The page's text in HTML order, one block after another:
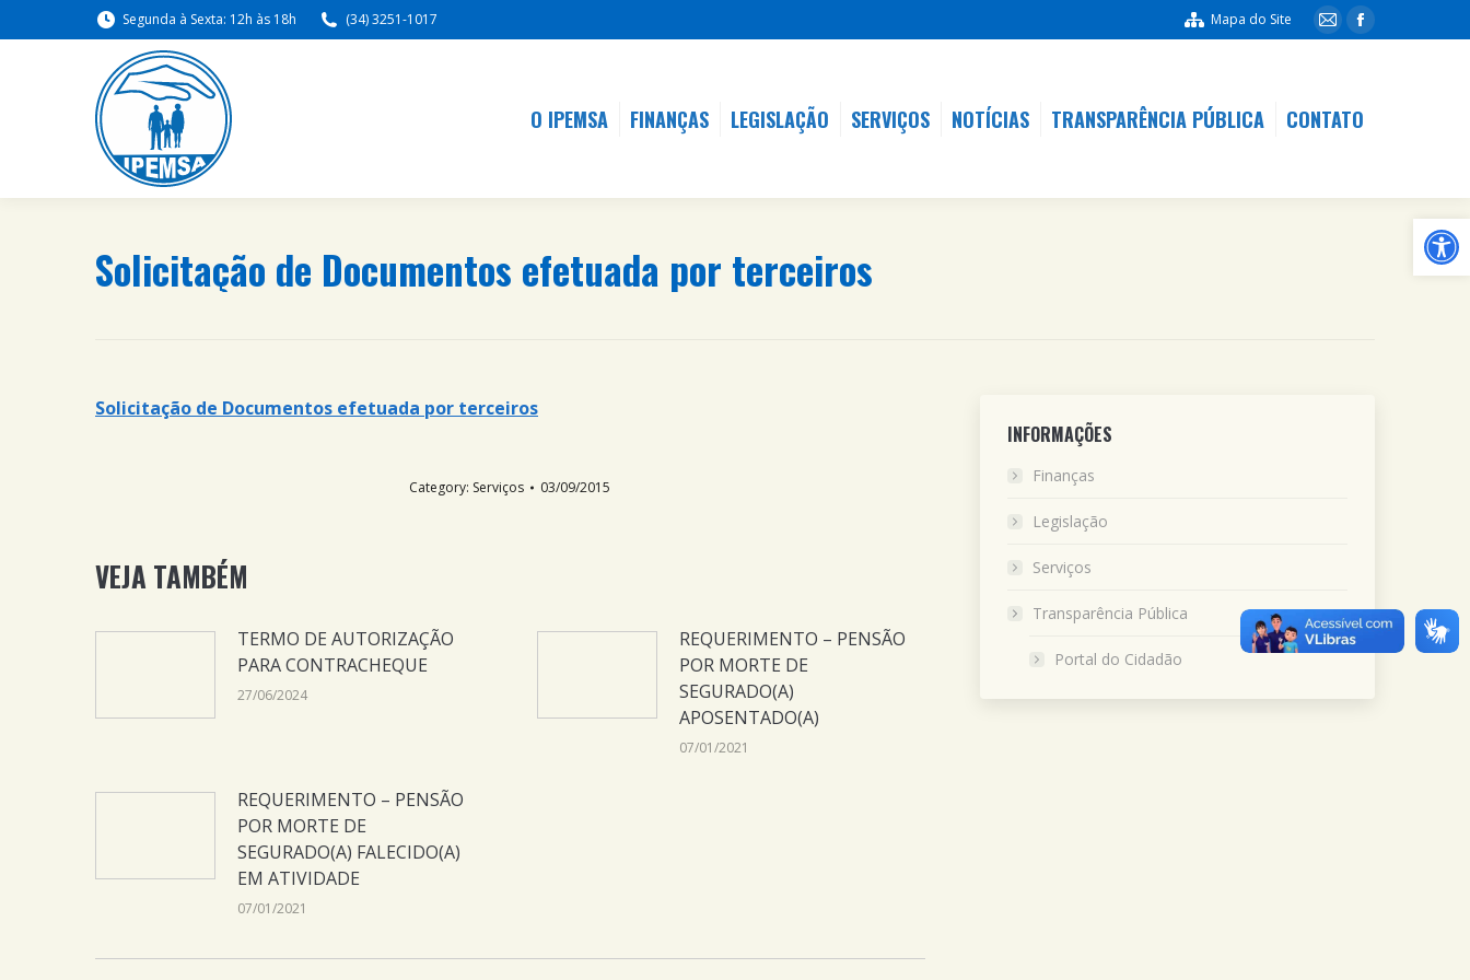
Segunda à Sexta: 12h às 18h (34) 3251-1017 Mapa do Site
O IPEMSA FINANÇAS LEGISLAÇÃO SERVIÇOS NOTÍCIAS TRANSPARÊNCIA PÚBLICA CONTATO
Solicitação de Documentos efetuada por terceiros
Solicitação de Documentos efetuada por terceiros
Category: Serviços 03/09/2015
VEJA TAMBÉM
TERMO DE AUTORIZAÇÃO
PARA CONTRACHEQUE
27/06/2024
REQUERIMENTO – PENSÃO
POR MORTE DE
SEGURADO(A)
APOSENTADO(A)
07/01/2021
REQUERIMENTO – PENSÃO
POR MORTE DE
SEGURADO(A) FALECIDO(A)
EM ATIVIDADE
07/01/2021
INFORMAÇÕES
Finanças
Legislação
Serviços
Transparência Pública
Portal do Cidadão
O IPEMSA FINANÇAS LEGISLAÇÃO SERVIÇOS NOTÍCIAS TRANSPARÊNCIA PÚBLICA CONTATO